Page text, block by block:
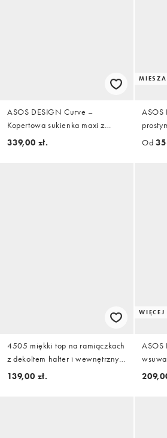
ASOS DESIGN Curve –
Kopertowa sukienka maxi z
odkrytymi ramionami i trenem w
339,00 zł.
ASOS
Od
4505 miękki top na ramiączkach
z dekoltem halter i wewnętrznym
biustonoszem w kolorze białym
139,00 zł.
ASOS